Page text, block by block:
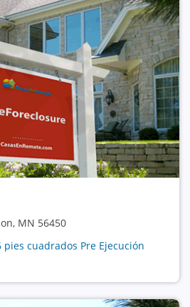
MN 56450
pies cuadrados Pre Ejecución